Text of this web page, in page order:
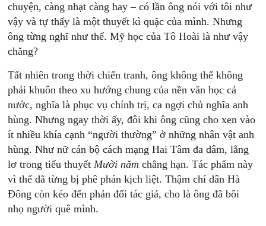
chuyện, càng nhạt càng hay – có lần ông nói với tôi như
vậy và tự thấy là một thuyết kì quặc của mình. Nhưng
ông từng nghĩ như thế. Mỹ học của Tô Hoài là như vậy
chăng?
Tất nhiên trong thời chiến tranh, ông không thể không
phải khuôn theo xu hướng chung của nền văn học cả
nước, nghĩa là phục vụ chính trị, ca ngợi chủ nghĩa anh
hùng. Nhưng ngay thời ấy, đôi khi ông cũng cho xen vào
ít nhiều khía cạnh “người thường” ở những nhân vật anh
hùng. Như nữ cán bộ cách mạng Hai Tâm đa dâm, lẳng
lơ trong tiểu thuyếtMười năm chẳng hạn. Tác phẩm này
vì thế đã từng bị phê phán kịch liệt. Thậm chí dân Hà
Đông còn kéo đến phản đối tác giả, cho là ông đã bôi
nhọ người quê mình.